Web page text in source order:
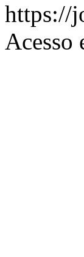
https://
Acesso